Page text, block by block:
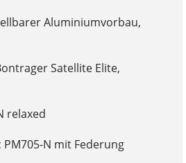
Aluminiumvorbau,
Satellite Elite,
relaxed
N mit Federung